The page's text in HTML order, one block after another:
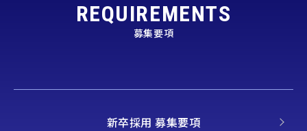
REQUIREMENTS
募集要項
新卒採用 募集要項